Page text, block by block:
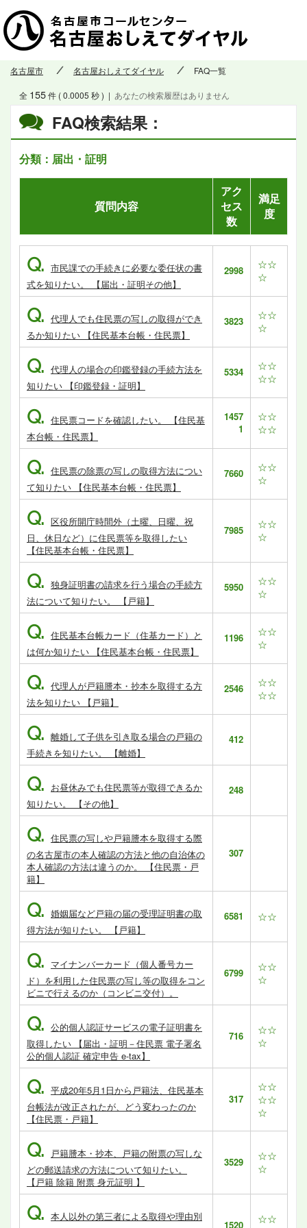
名古屋市 名古屋おしえてダイヤル FAQ一覧
FAQ検索結果：
分類：届出・証明
全 155件 ( 0.0005 秒 ) | あなたの検索履歴はありません
質問内容
アク
セス
数
満足
度
Q. 市民課での手続きに必要な委任状の書
式を知りたい。 【届出・証明その他】
2998
☆☆
☆
Q. 代理人でも住民票の写しの取得ができ
るか知りたい 【住民基本台帳・住民票】
3823
☆☆
☆
Q. 代理人の場合の印鑑登録の手続方法を
知りたい 【印鑑登録・証明】
5334
☆☆
☆☆
Q. 住民票コードを確認したい。 【住民基
本台帳・住民票】
1457
1
☆☆
☆☆
Q. 住民票の除票の写しの取得方法につい
て知りたい 【住民基本台帳・住民票】
7660
☆☆
☆
Q. 区役所開庁時間外（土曜、日曜、祝
日、休日など）に住民票等を取得したい
【住民基本台帳・住民票】
7985
☆☆
☆
Q. 独身証明書の請求を行う場合の手続方
法について知りたい。 【戸籍】
5950
☆☆
☆
Q. 住民基本台帳カード（住基カード）と
は何か知りたい 【住民基本台帳・住民票】
1196
☆☆
☆
Q. 代理人が戸籍謄本・抄本を取得する方
法を知りたい 【戸籍】
2546
☆☆
☆☆
Q. 離婚して子供を引き取る場合の戸籍の
手続きを知りたい。 【離婚】
412
Q. お昼休みでも住民票等が取得できるか
知りたい。 【その他】
248
Q. 住民票の写しや戸籍謄本を取得する際
の名古屋市の本人確認の方法と他の自治体の
本人確認の方法は違うのか。 【住民票・戸
籍】
307
Q. 婚姻届など戸籍の届の受理証明書の取
得方法が知りたい。 【戸籍】
6581 ☆☆
Q. マイナンバーカード（個人番号カー
ド）を利用した住民票の写し等の取得をコン
ビニで行えるのか（コンビニ交付）。
6799
☆☆
☆
Q. 公的個人認証サービスの電子証明書を
取得したい 【届出・証明－住民票 電子署名
公的個人認証 確定申告 e-tax】
716
☆☆
☆
Q. 平成20年5月1日から戸籍法、住民基本
台帳法が改正されたが、どう変わったのか
【住民票・戸籍】
317
☆☆
☆☆
☆
Q.
戸籍謄本・抄本、戸籍の附票の写しな
どの郵送請求の方法について知りたい。
【戸籍 除籍 附票 身元証明 】
3529
☆☆
☆
Q. 本人以外の第三者による取得や理由別
1520
☆☆